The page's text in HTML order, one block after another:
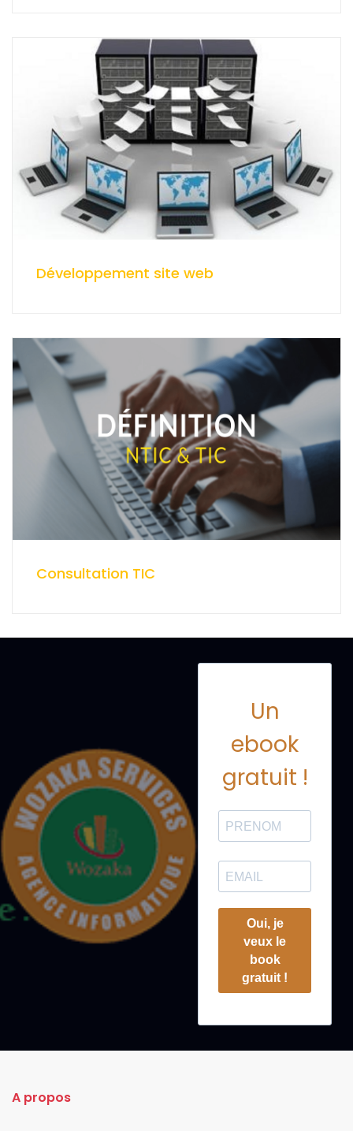
Développement site web
Consultation TIC
Un
ebook
gratuit !
Oui, je
veux le
book
gratuit !
A propos